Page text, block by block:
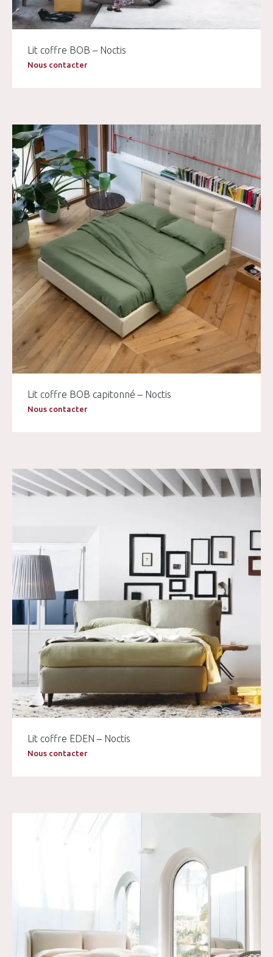
Lit coffre BOB – Noctis
Nous contacter
Lit coffre BOB capitonné – Noctis
Nous contacter
Lit coffre EDEN – Noctis
Nous contacter